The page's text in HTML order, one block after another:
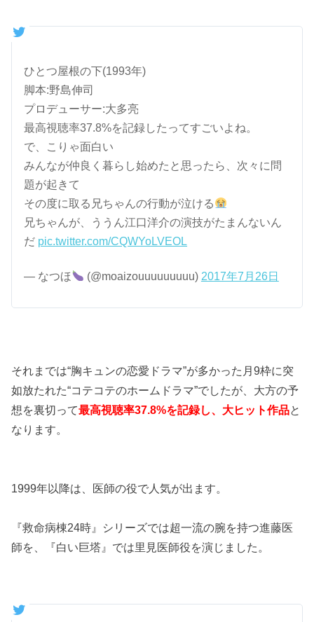
ひとつ屋根の下(1993年)
脚本:野島伸司
プロデューサー:大多亮
最高視聴率37.8%を記録したってすごいよね。
で、こりゃ面白い
みんなが仲良く暮らし始めたと思ったら、次々に問
題が起きて
その度に取る兄ちゃんの行動が泣ける
兄ちゃんが、ううん江口洋介の演技がたまんないん
だ pic.twitter.com/CQWYoLVEOL
— なつほ (@moaizouuuuuuuuu) 2017年7月26日
それまでは“胸キュンの恋愛ドラマ”が多かった月9枠に突
如放たれた“コテコテのホームドラマ”でしたが、大方の予
想を裏切って最高視聴率37.8%を記録し、大ヒット作品と
なります。
1999年以降は、医師の役で人気が出ます。
『救命病棟24時』シリーズでは超一流の腕を持つ進藤医
師を、『白い巨塔』では里見医師役を演じました。